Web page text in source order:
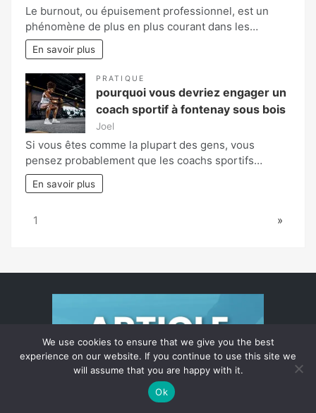
Le burnout, ou épuisement professionnel, est un
phénomène de plus en plus courant dans les…
En savoir plus
PRATIQUE
pourquoi vous devriez engager un
coach sportif à fontenay sous bois
Joel
Si vous êtes comme la plupart des gens, vous
pensez probablement que les coachs sportifs…
En savoir plus
Page:
1 Next
»
We use cookies to ensure that we give you the best
experience on our website. If you continue to use this site we
will assume that you are happy with it.
Ok